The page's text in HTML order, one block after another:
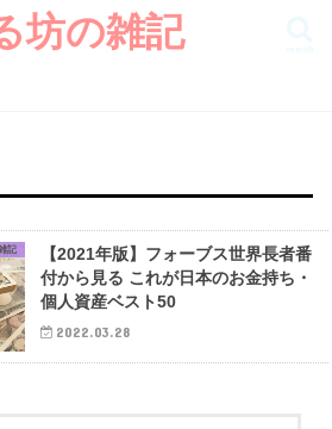
坊の雑記
記
【2021年版】フォーブス世界長者番
付から見る これが日本のお金持ち・
個人資産ベスト50
2022.03.28